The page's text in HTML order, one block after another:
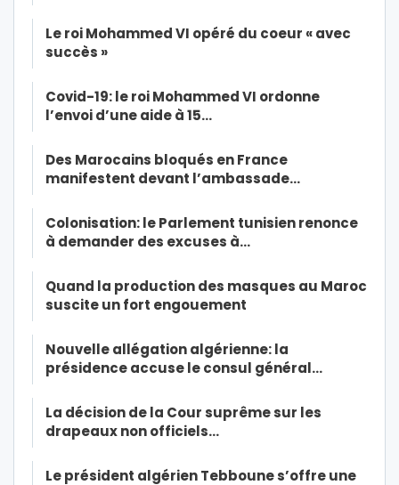
Le roi Mohammed VI opéré du coeur « avec
succès »
Covid-19: le roi Mohammed VI ordonne
l’envoi d’une aide à 15…
Des Marocains bloqués en France
manifestent devant l’ambassade…
Colonisation: le Parlement tunisien renonce
à demander des excuses à…
Quand la production des masques au Maroc
suscite un fort engouement
Nouvelle allégation algérienne: la
présidence accuse le consul général…
La décision de la Cour suprême sur les
drapeaux non officiels…
Le président algérien Tebboune s’offre une